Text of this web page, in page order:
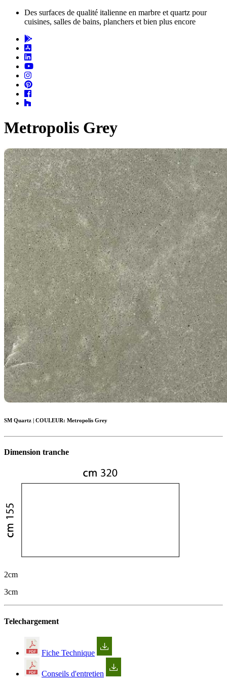
Des surfaces de qualité italienne en marbre et quartz pour
cuisines, salles de bains, planchers et bien plus encore
Metropolis Grey
SM Quartz | COULEUR: Metropolis Grey
Dimension tranche
2cm
3cm
Telechargement
Fiche Technique
Conseils d'entretien